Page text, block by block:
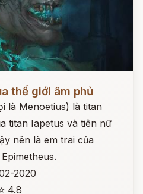
thế giới âm phủ
là Menoetius) là titan
titan Iapetus và tiên nữ
nên là em trai của
2020
4.8